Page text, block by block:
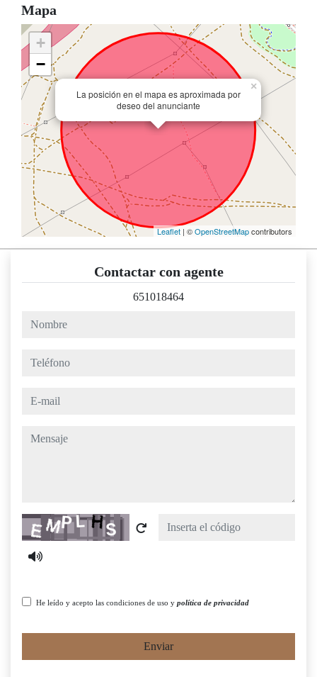
Mapa
La posición en el mapa es aproximada por
deseo del anunciante
×
+
−
Leaflet | ©OpenStreetMapcontributors
Contactar con agente
651018464
nombre
teléfono
e-mail
mensaje
Captcha
He leído y acepto las condiciones de uso y política de privacidad
Enviar